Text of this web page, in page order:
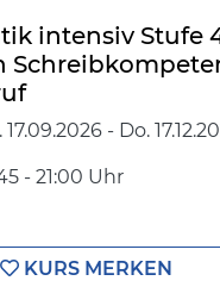
intensiv Stufe
17.09.2026 - Do.
- 21:00 Uhr
KURS MERKEN